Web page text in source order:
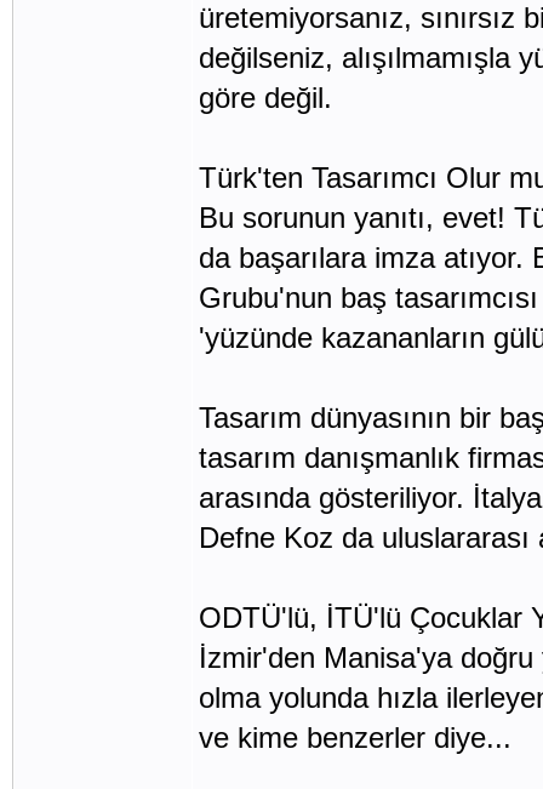
üretemiyorsanız,
değilseniz, alışılmamışla
göre değil.
Türk'ten Tasarımcı Olur
Bu sorunun yanıtı, evet!
da başarılara imza
Grubu'nun baş
'yüzünde kazananların
Tasarım dünyasının bir
tasarım danışmanlık
arasında gösteriliyor.
Defne Koz da
ODTÜ'lü, İTÜ'lü Çocuklar
İzmir'den Manisa'ya
olma yolunda hızla
ve kime benzerler diye...